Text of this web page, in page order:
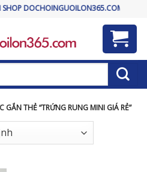
DOCHOINGUOILON365.COM
GẮN THẺ “TRỨNG RUNG MINI GIÁ RẺ”